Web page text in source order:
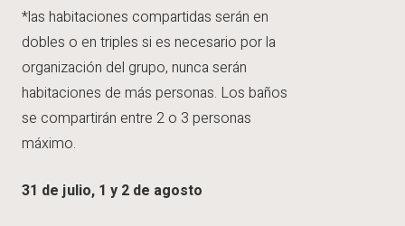
*las habitaciones compartidas serán en
dobles o en triples si es necesario por la
organización del grupo, nunca serán
habitaciones de más personas. Los baños
se compartirán entre 2 o 3 personas
máximo.
31 de julio, 1 y 2 de agosto